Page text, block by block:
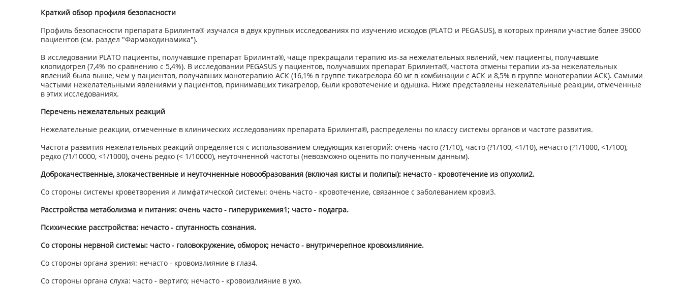
Краткий обзор профиля безопасности
Профиль безопасности препарата Брилинта® изучался в двух крупных исследованиях по изучению исходов (PLATO и PEGASUS), в которых приняли участие более 39000
пациентов (см. раздел "Фармакодинамика").
В исследовании PLATO пациенты, получавшие препарат Брилинта®, чаще прекращали терапию из-за нежелательных явлений, чем пациенты, получавшие
клопидогрел (7,4% по сравнению с 5,4%). В исследовании PEGASUS у пациентов, получавших препарат Брилинта®, частота отмены терапии из-за нежелательных
явлений была выше, чем у пациентов, получавших монотерапию АСК (16,1% в группе тикагрелора 60 мг в комбинации с АСК и 8,5% в группе монотерапии АСК). Самыми
частыми нежелательными явлениями у пациентов, принимавших тикагрелор, были кровотечение и одышка. Ниже представлены нежелательные реакции, отмеченные
в этих исследованиях.
Перечень нежелательных реакций
Нежелательные реакции, отмеченные в клинических исследованиях препарата Брилинта®, распределены по классу системы органов и частоте развития.
Частота развития нежелательных реакций определяется с использованием следующих категорий: очень часто (?1/10), часто (?1/100, <1/10), нечасто (?1/1000, <1/100),
редко (?1/10000, <1/1000), очень редко (< 1/10000), неуточненной частоты (невозможно оценить по полученным данным).
Доброкачественные, злокачественные и неуточненные новообразования (включая кисты и полипы): нечасто - кровотечение из опухоли2.
Со стороны системы кроветворения и лимфатической системы: очень часто - кровотечение, связанное с заболеванием крови3.
Расстройства метаболизма и питания: очень часто - гиперурикемия1; часто - подагра.
Психические расстройства: нечасто - спутанность сознания.
Со стороны нервной системы: часто - головокружение, обморок; нечасто - внутричерепное кровоизлияние.
Со стороны органа зрения: нечасто - кровоизлияние в глаз4.
Со стороны органа слуха: часто - вертиго; нечасто - кровоизлияние в ухо.